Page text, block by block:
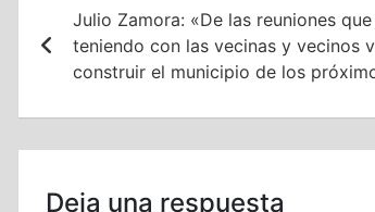
de
entradas
Julio Zamora: «De las reuniones
teniendo con las vecinas y vecinos
construir el municipio de los
Deja una respuesta